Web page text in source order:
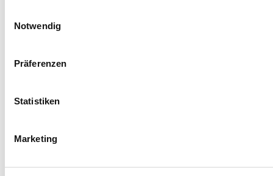
Notwendig
Präferenzen
Statistiken
Marketing